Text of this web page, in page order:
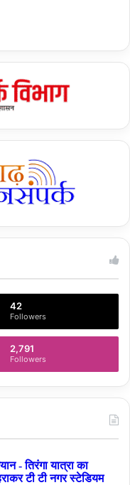
42
Followers
2,791
Followers